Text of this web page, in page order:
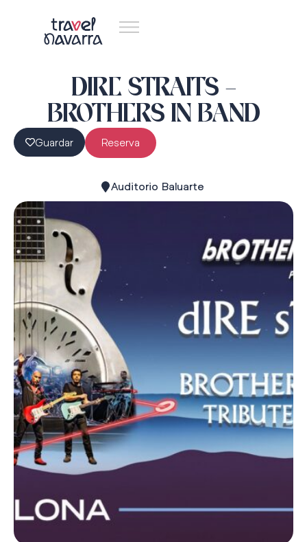
DIRE STRAITS –
BROTHERS IN BAND
Guardar Reserva
Auditorio Baluarte